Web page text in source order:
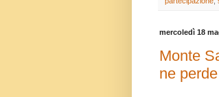
mercoledì 18
Monte
ne